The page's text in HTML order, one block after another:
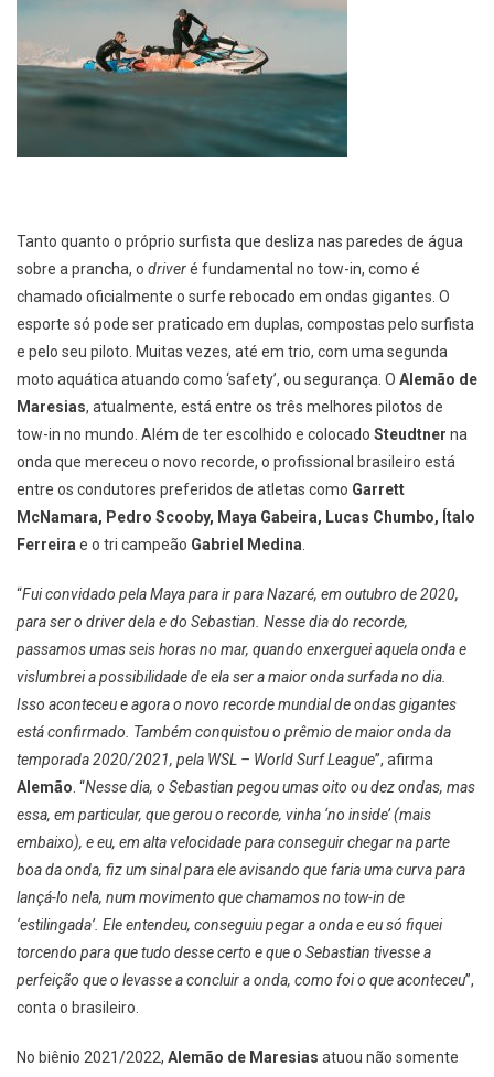
Tanto quanto o próprio surfista que desliza nas paredes de água
sobre a prancha, o driveré fundamental no tow-in, como é
chamado oficialmente o surfe rebocado em ondas gigantes. O
esporte só pode ser praticado em duplas, compostas pelo surfista
e pelo seu piloto. Muitas vezes, até em trio, com uma segunda
moto aquática atuando como ‘safety’, ou segurança. O Alemão de
Maresias, atualmente, está entre os três melhores pilotos de
tow-in no mundo. Além de ter escolhido e colocado Steudtner na
onda que mereceu o novo recorde, o profissional brasileiro está
entre os condutores preferidos de atletas como Garrett
McNamara, Pedro Scooby, Maya Gabeira, Lucas Chumbo, Ítalo
Ferreirae o tri campeão Gabriel Medina.
“Fui convidado pela Maya para ir para Nazaré, em outubro de 2020,
para ser o driver dela e do Sebastian. Nesse dia do recorde,
passamos umas seis horas no mar, quando enxerguei aquela onda e
vislumbrei a possibilidade de ela ser a maior onda surfada no dia.
Isso aconteceu e agora o novo recorde mundial de ondas gigantes
está confirmado. Também conquistou o prêmio de maior onda da
temporada 2020/2021, pela WSL – World Surf League”, afirma
Alemão. “Nesse dia, o Sebastian pegou umas oito ou dez ondas, mas
essa, em particular, que gerou o recorde, vinha ‘no inside’ (mais
embaixo), e eu, em alta velocidade para conseguir chegar na parte
boa da onda, fiz um sinal para ele avisando que faria uma curva para
lançá-lo nela, num movimento que chamamos no tow-in de
‘estilingada’. Ele entendeu, conseguiu pegar a onda e eu só fiquei
torcendo para que tudo desse certo e que o Sebastian tivesse a
perfeição que o levasse a concluir a onda, como foi o que aconteceu”,
conta o brasileiro.
No biênio 2021/2022, Alemão de Maresias atuou não somente